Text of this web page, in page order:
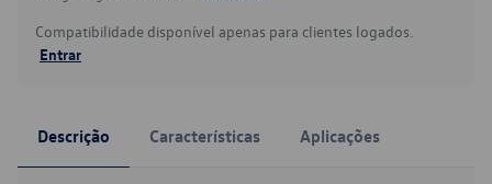
Compatibilidade disponível apenas para clientes logados.
Entrar
Descrição Características Aplicações